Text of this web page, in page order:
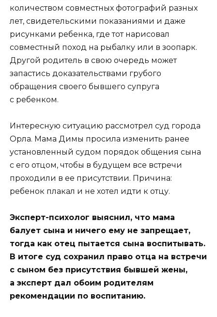
количеством совместных фотографий разных
лет, свидетельскими показаниями и даже
рисунками ребенка, где тот нарисовал
совместный поход на рыбалку или в зоопарк.
Другой родитель в свою очередь может
запастись доказательствами грубого
обращения своего бывшего супруга
с ребенком.
Интересную ситуацию рассмотрел суд города
Орла. Мама Димы просила изменить ранее
установленный судом порядок общения сына
с его отцом, чтобы в будущем все встречи
проходили в ее присутствии. Причина:
ребенок плакал и не хотел идти к отцу.
Эксперт-психолог выяснил, что мама
балует сына и ничего ему не запрещает,
тогда как отец пытается сына воспитывать.
В итоге суд сохранил право отца на встречи
с сыном без присутствия бывшей жены,
а эксперт дал обоим родителям
рекомендации по воспитанию.